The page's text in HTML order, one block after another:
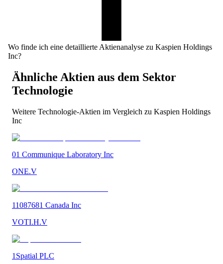
Wo finde ich eine detaillierte Aktienanalyse zu Kaspien Holdings
Inc?
Ähnliche Aktien aus dem Sektor
Technologie
Weitere Technologie-Aktien im Vergleich zu Kaspien Holdings
Inc
01 Communique Laboratory Inc
ONE.V
11087681 Canada Inc
VOTI.H.V
1Spatial PLC